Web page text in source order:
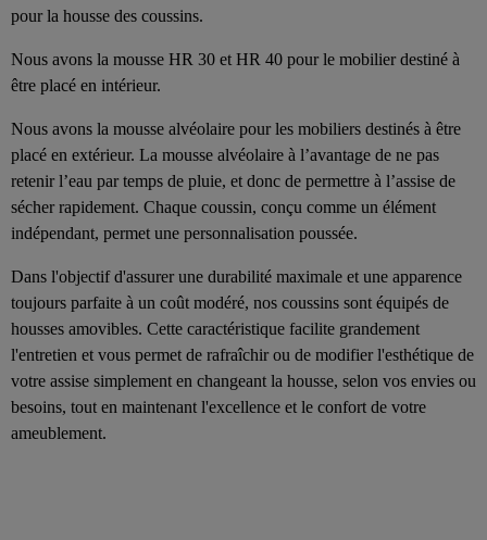
pour la housse des coussins.
Nous avons la mousse HR 30 et HR 40 pour le mobilier destiné à
être placé en intérieur.
Nous avons la mousse alvéolaire pour les mobiliers destinés à être
placé en extérieur. La mousse alvéolaire à l’avantage de ne pas
retenir l’eau par temps de pluie, et donc de permettre à l’assise de
sécher rapidement. Chaque coussin, conçu comme un élément
indépendant, permet une personnalisation poussée.
Dans l'objectif d'assurer une durabilité maximale et une apparence
toujours parfaite à un coût modéré, nos coussins sont équipés de
housses amovibles. Cette caractéristique facilite grandement
l'entretien et vous permet de rafraîchir ou de modifier l'esthétique de
votre assise simplement en changeant la housse, selon vos envies ou
besoins, tout en maintenant l'excellence et le confort de votre
ameublement.